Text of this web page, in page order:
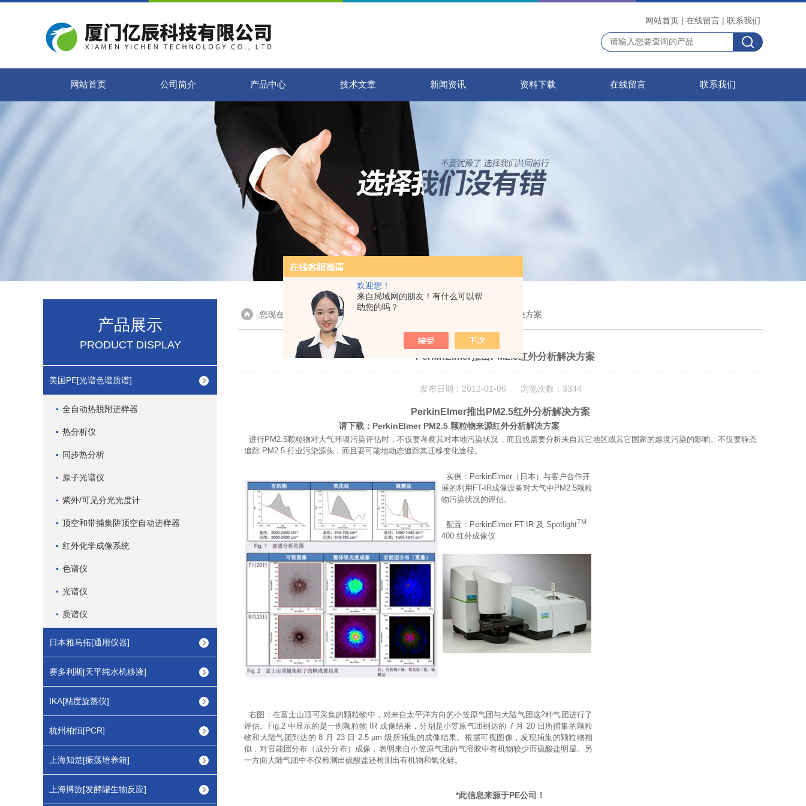
欢迎您！
来自局域网的朋友！有什么可以帮
助您的吗？
网站首页 | 在线留言 | 联系我们
网站首页 公司简介 产品中心 技术文章 新闻资讯 资料下载 在线留言 联系我们
产品展示
PRODUCT DISPLAY
美国PE[光谱色谱质谱]
全自动热脱附进样器
热分析仪
同步热分析
原子光谱仪
紫外/可见分光光度计
顶空和带捕集阱顶空自动进样器
红外化学成像系统
色谱仪
光谱仪
质谱仪
日本雅马拓[通用仪器]
赛多利斯[天平纯水机移液]
IKA[粘度旋蒸仪]
杭州柏恒[PCR]
上海知楚[振荡培养箱]
上海搏旅[发酵罐生物反应]
您现在的位置：首页> 新闻中心 > PerkinElmer推出PM2.5红外分析解决方案
PerkinElmer推出PM2.5红外分析解决方案
发布日期：2012-01-06 浏览次数：3344
PerkinElmer推出PM2.5红外分析解决方案
请下载：PerkinElmer PM2.5 颗粒物来源红外分析解决方案
进行PM2.5颗粒物对大气环境污染评估时，不仅要考察其对本地污染状况，而且也需要分析来自其它地区或其它国家的越境污染的影响。不仅要静态
追踪 PM2.5 行业污染源头，而且要可能地动态追踪其迁移变化途径。
实例：PerkinElmer（日本）与客户合作开
展的利用FT-IR成像设备对大气中PM2.5颗粒
物污染状况的评估。
配置：PerkinElmer FT-IR 及 SpotlightTM
400 红外成像仪
右图：在富士山顶可采集的颗粒物中，对来自太平洋方向的小笠原气团与大陆气团这2种气团进行了
评估。Fig.2 中显示的是一例颗粒物 IR 成像结果，分别是小笠原气团到达的 7 月 20 日所捕集的颗粒
物和大陆气团到达的 8 月 23 日 2.5 µm 级所捕集的成像结果。根据可视图像，发现捕集的颗粒物相
似，对官能团分布（成分分布）成像，表明来自小笠原气团的气溶胶中有机物较少而硫酸盐明显。另
一方面大陆气团中不仅检测出硫酸盐还检测出有机物和氧化硅。
*此信息来源于PE公司！